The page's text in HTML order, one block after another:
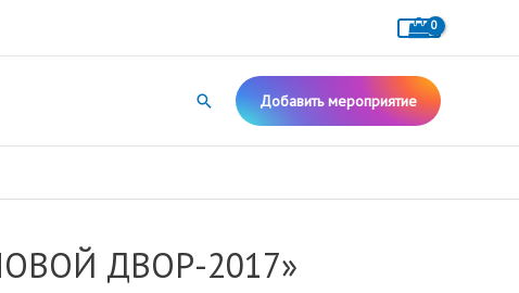
Поиск Добавить мероприятие
ДВОР-2017»